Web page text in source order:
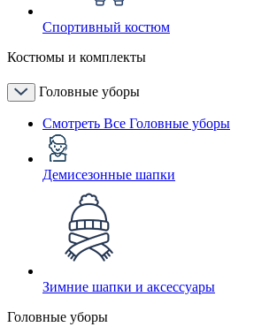
Спортивный костюм
Костюмы и комплекты
Головные уборы
Смотреть Все Головные уборы
Демисезонные шапки
Зимние шапки и аксессуары
Головные уборы